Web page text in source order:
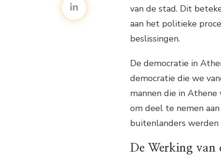
van de stad. Dit
aan het politieke
beslissingen.
De democratie in
democratie die we
mannen die in
om deel te nemen
buitenlanders
De Werking van